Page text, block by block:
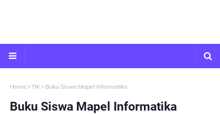
Home TIK Buku Siswa Mapel Informatika
Buku Siswa Mapel Informatika